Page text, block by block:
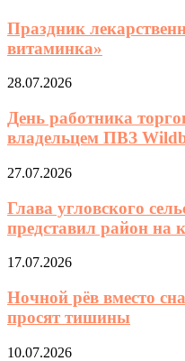
Праздник
витаминка»
28.07.2026
День работника
владельцем ПВЗ
27.07.2026
Глава угловского
представил район на
17.07.2026
Ночной рёв вместо
просят тишины
10.07.2026